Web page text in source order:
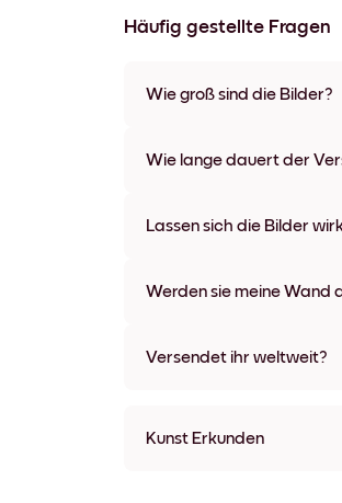
Häufig gestellte Fragen
Wie groß sind die Bilder?
verschiedenen Materialien
Wie lange dauert der
wir auch Expressversand an.
Lassen sich die Bilder
lassen, ohne die Wände
Werden sie meine Wand
Versendet ihr weltweit?
Kunst Erkunden